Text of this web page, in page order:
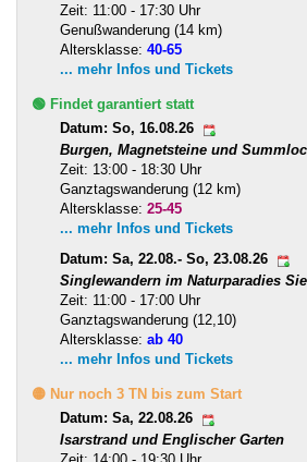
Zeit: 11:00 - 17:30 Uhr
Genußwanderung (14 km)
Altersklasse: 40-65
... mehr Infos und Tickets
🟢 Findet garantiert statt
Datum: So, 16.08.26
Burgen, Magnetsteine und
Zeit: 13:00 - 18:30 Uhr
Ganztagswanderung (12 km)
Altersklasse: 25-45
... mehr Infos und Tickets
Datum: Sa, 22.08.- So, 23.08.26
Singlewandern im Naturparadies
Zeit: 11:00 - 17:00 Uhr
Ganztagswanderung (12,10)
Altersklasse: ab 40
... mehr Infos und Tickets
🟡 Nur noch 3 TN bis zum Start
Datum: Sa, 22.08.26
Isarstrand und Englischer Garten